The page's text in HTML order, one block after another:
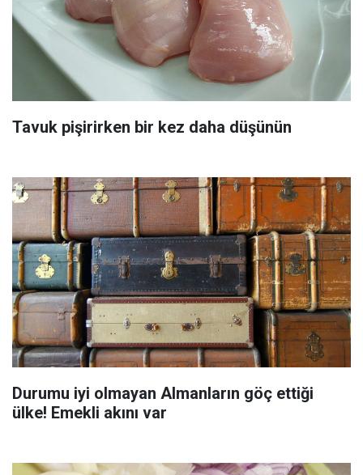
Tavuk pişirirken bir kez daha düşünün
Durumu iyi olmayan Almanların göç ettiği
ülke! Emekli akını var